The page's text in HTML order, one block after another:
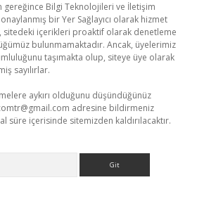
gereğince Bilgi Teknolojileri ve İletişim
bir Yer Sağlayıcı olarak hizmet
sitedeki içerikleri proaktif olarak denetleme
bulunmamaktadır. Ancak, üyelerimiz
taşımakta olup, siteye üye olarak
sayılırlar.
aykırı olduğunu düşündüğünüz
adresine bildirmeniz
süre içerisinde sitemizden kaldırılacaktır.